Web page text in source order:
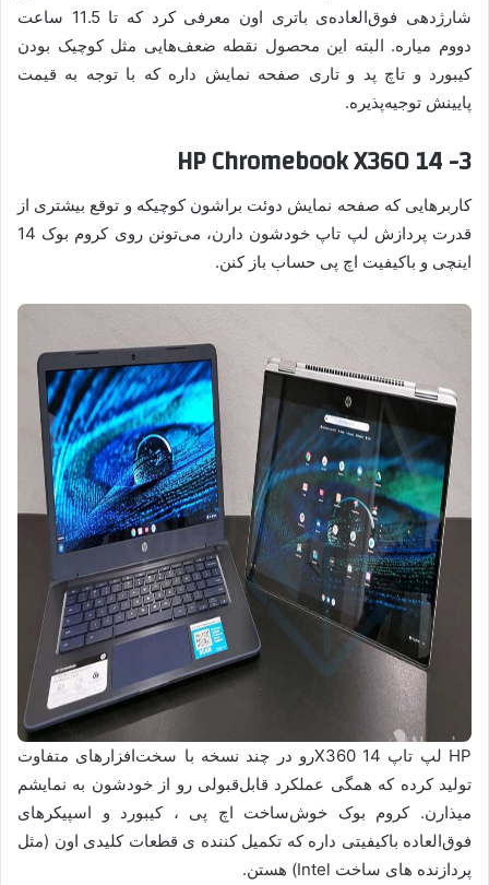
شارژدهی فوق‌العاده‌ی باتری اون معرفی کرد که تا 11.5 ساعت
دووم میاره. البته این محصول نقطه ضعف‌هایی مثل کوچیک بودن
کیبورد و تاچ پد و تاری صفحه نمایش داره که با توجه به قیمت
پایینش توجیه‌پذیره.
3- HP Chromebook X360 14
کاربرهایی که صفحه نمایش دوئت براشون کوچیکه و توقع بیشتری از
قدرت پردازش لپ تاپ خودشون دارن، می‌تونن روی کروم بوک 14
اینچی و باکیفیت اچ پی حساب باز کنن.
HP لپ تاپ X360 14رو در چند نسخه با سخت‌افزارهای متفاوت
تولید کرده که همگی عملکرد قابل‌قبولی رو از خودشون به نمایشم
میذارن. کروم بوک خوش‌ساخت اچ پی ، کیبورد و اسپیکرهای
فوق‌العاده باکیفیتی داره که تکمیل کننده ی قطعات کلیدی اون (مثل
پردازنده های ساخت Intel) هستن.